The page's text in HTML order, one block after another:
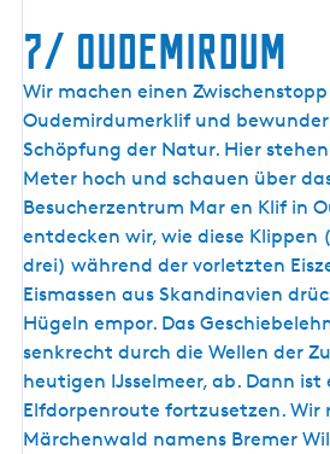
7/ Oudemirdum
7
/
O
u
d
e
m
i
r
d
u
m
Wir machen einen
Oudemirdumerklif und
Schöpfung der Natur. Hier
Meter hoch und schauen über
Besucherzentrum Mar en Klif in
entdecken wir, wie diese Klippen
drei) während der vorletzten
Eismassen aus Skandinavien
Hügeln empor. Das
senkrecht durch die Wellen der
heutigen IJsselmeer, ab. Dann ist
Elfdorpenroute fortzusetzen. Wir
Märchenwald namens Bremer